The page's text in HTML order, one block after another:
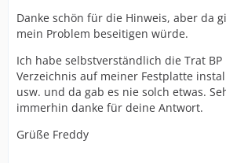
Danke schön für die Hinweis, aber da
mein Problem beseitigen würde.
Ich habe selbstverständlich die Trat
Verzeichnis auf meiner Festplatte
usw. und da gab es nie solch etwas.
immerhin danke für deine Antwort.
Grüße Freddy